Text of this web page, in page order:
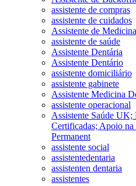
assistente de compras
assistente de cuidados
Assistente de
assistente de saúde
Assistente Dentária
Assistente Dentário
assistente domiciliário
assistente gabinete
Assistente Medicina
assistente operacional
Assistente Saúde UK;
Certificadas; Apoio
Permanent
assistente social
assistentedentaria
assistenten dentaria
assistentes